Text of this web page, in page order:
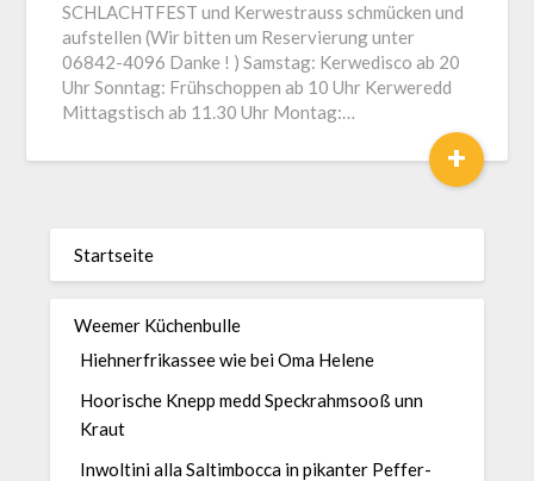
SCHLACHTFEST und Kerwestrauss schmücken und
aufstellen (Wir bitten um Reservierung unter
06842-4096 Danke ! ) Samstag: Kerwedisco ab 20
Uhr Sonntag: Frühschoppen ab 10 Uhr Kerweredd
Mittagstisch ab 11.30 Uhr Montag:…
+
Startseite
Weemer Küchenbulle
Hiehnerfrikassee wie bei Oma Helene
Hoorische Knepp medd Speckrahmsooß unn
Kraut
Inwoltini alla Saltimbocca in pikanter Peffer-